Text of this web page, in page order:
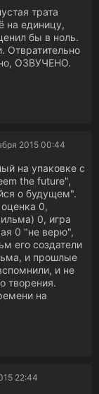
трата
на единицу,
бы в ноль.
Отвратительно
ОЗВУЧЕНО.
2015 00:44
на упаковке с
the future",
о будущем".
0,
0, игра
0 "не верю",
его создатели
и прошлые
и не
творения.
на
22:44